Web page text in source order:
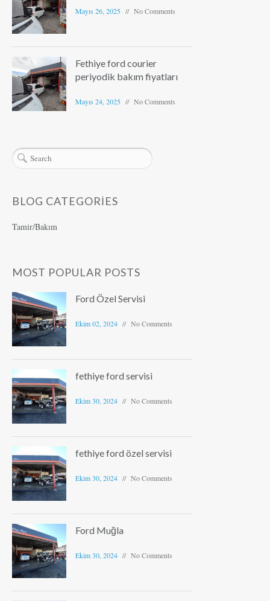
Mayıs 26, 2025 No Comments
Fethiye ford courier
periyodik bakım fiyatları
Mayıs 24, 2025 No Comments
BLOG CATEGORIES
Tamir/Bakım
MOST POPULAR POSTS
Ford Özel Servisi
Ekim 02, 2024 No Comments
fethiye ford servisi
Ekim 30, 2024 No Comments
fethiye ford özel servisi
Ekim 30, 2024 No Comments
Ford Muğla
Ekim 30, 2024 No Comments